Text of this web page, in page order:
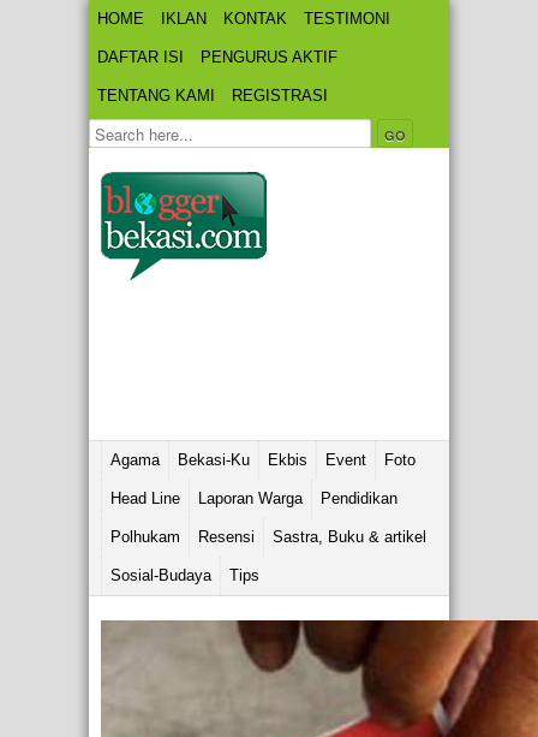
HOME IKLAN KONTAK TESTIMONI
DAFTAR ISI PENGURUS AKTIF
TENTANG KAMI REGISTRASI
Agama Bekasi-Ku Ekbis Event Foto
Head Line Laporan Warga Pendidikan
Polhukam Resensi Sastra, Buku & artikel
Sosial-Budaya Tips